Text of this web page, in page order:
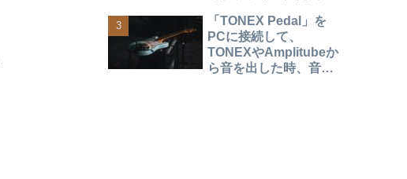
する方法
「TONEX Pedal」を
PCに接続して、
TONEXやAmplitubeか
ら音を出した時、音が